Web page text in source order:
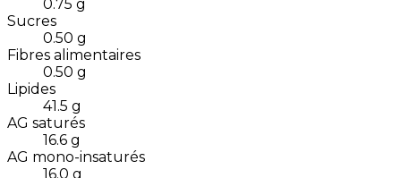
0.75 g
Sucres
0.50 g
Fibres alimentaires
0.50 g
Lipides
41.5 g
AG saturés
16.6 g
AG mono-insaturés
16.0 g